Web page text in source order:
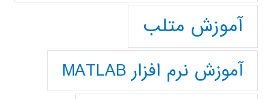
آموزش متلب
آموزش نرم افزار MATLAB